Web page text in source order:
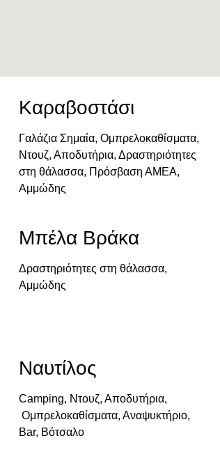
Καραβοστάσι
Γαλάζια Σημαία, Ομπρελοκαθίσματα,
Ντουζ, Αποδυτήρια, Δραστηριότητες
στη θάλασσα, Πρόσβαση ΑΜΕΑ,
Αμμώδης
Μπέλα Βράκα
Δραστηριότητες στη θάλασσα,
Αμμώδης
Ναυτίλος
Camping, Ντουζ, Αποδυτήρια,
Ομπρελοκαθίσματα, Αναψυκτήριο,
Bar, Βότσαλο